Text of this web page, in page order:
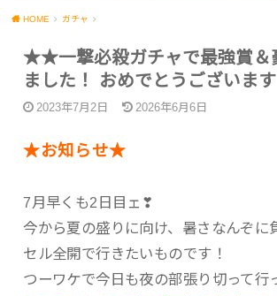
HOME ガチャ
★★一撃必殺ガチャで最強賞＆
ました！ おめでとうございま
2023年7月2日 2026年6月6日
★お知らせ★
7月早くも2日目ェ❣
今から夏の盛りに向け、暑さなんぞに
セル全開で行きたいものです！
つーワケで今日も夜の部張り切って行